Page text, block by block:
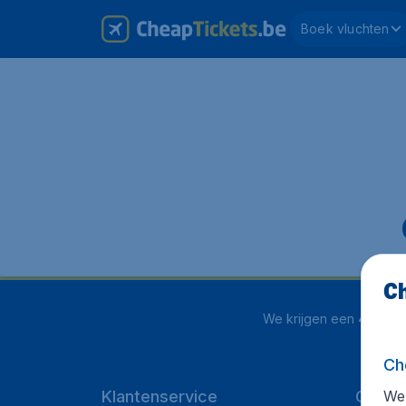
Boek vluchten
We krijgen een 4.1 uit 5
Klantenservice